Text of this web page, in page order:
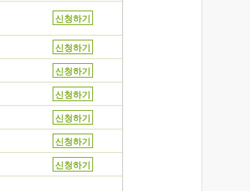
신청하기
신청하기
신청하기
신청하기
신청하기
신청하기
신청하기